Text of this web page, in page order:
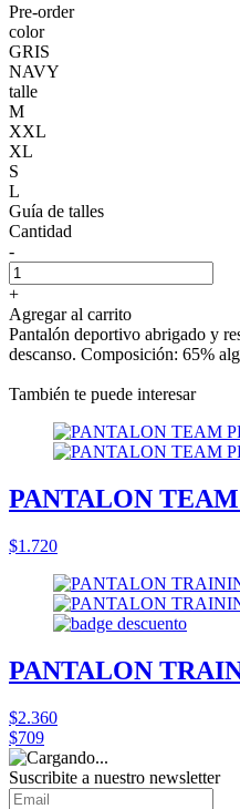
Pre-order
color
GRIS
NAVY
talle
M
XXL
XL
S
L
Guía de talles
Cantidad
-
+
Agregar al carrito
Pantalón deportivo abrigado y
descanso. Composición: 65%
También te puede interesar
PANTALON
$1.720
PANTALON
$2.360
$709
Suscribite a nuestro newsletter